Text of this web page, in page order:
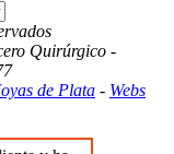
Quirúrgico -
de Plata - Webs